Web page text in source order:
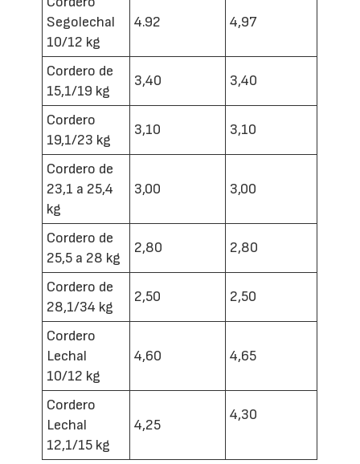
Segolechal
10/12 kg
4.92 4,97
Cordero de
15,1/19 kg
3,40 3,40
Cordero
19,1/23 kg
3,10 3,10
Cordero de
23,1 a 25,4
kg
3,00 3,00
Cordero de
25,5 a 28 kg
2,80 2,80
Cordero de
28,1/34 kg
2,50 2,50
Cordero
Lechal
10/12 kg
4,60 4,65
Cordero
Lechal
12,1/15 kg
4,25
4,30